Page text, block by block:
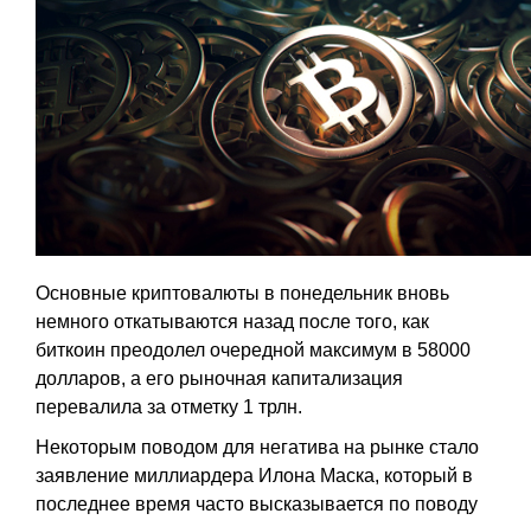
Основные криптовалюты в понедельник вновь
немного откатываются назад после того, как
биткоин преодолел очередной максимум в 58000
долларов, а его рыночная капитализация
перевалила за отметку 1 трлн.
Некоторым поводом для негатива на рынке стало
заявление миллиардера Илона Маска, который в
последнее время часто высказывается по поводу